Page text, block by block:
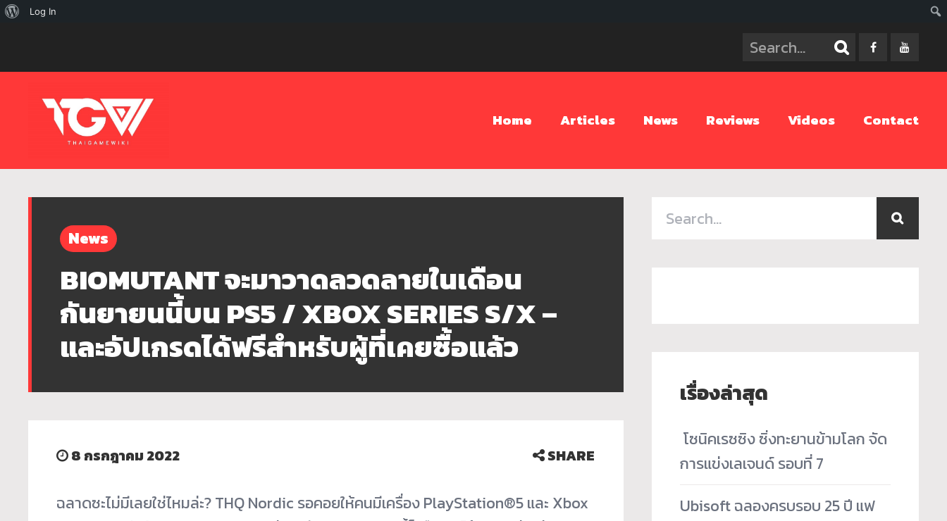
Home Articles News Reviews Videos Contact
News
BIOMUTANT จะมาวาดลวดลายในเดือน
กันยายนนี้บน PS5 / XBOX SERIES S/X –
และอัปเกรดได้ฟรีสำหรับผู้ที่เคยซื้อแล้ว
8 กรกฎาคม 2022 SHARE
ฉลาดซะไม่มีเลยใช่ไหมล่ะ? THQ Nordic รอคอยให้คนมีเครื่อง PlayStation®5 และ Xbox
เรื่องล่าสุด
­ โซนิคเรซซิง ซิ่งทะยานข้ามโลก จัด
การแข่งเลเจนด์ รอบที่ 7
Ubisoft ฉลองครบรอบ 25 ปี แฟ
เกี่ยวLog In